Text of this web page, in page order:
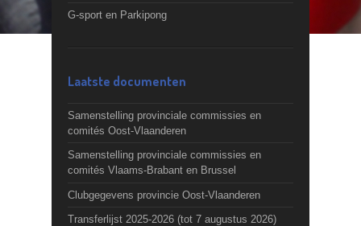
G-sport en Parkipong
Laatste documenten
Samenstelling provinciale commissies en
comités Oost-Vlaanderen
Samenstelling provinciale commissies en
comités Vlaams-Brabant en Brussel
Clubgegevens provincie Oost-Vlaanderen
Transferlijst 2025-2026 (tot 7 augustus 2026)